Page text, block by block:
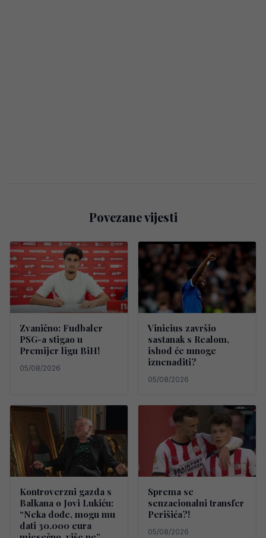
Povezane vijesti
Zvanično: Fudbaler
PSG-a stigao u
Premijer ligu BiH!
05/08/2026
Vinicius završio
sastanak s Realom,
ishod će mnoge
iznenaditi?
05/08/2026
Kontroverzni gazda s
Balkana o Jovi Lukiću:
“Neka dođe, mogu mu
dati 30.000 eura
Sprema se
senzacionalni transfer
Perišića?!
05/08/2026